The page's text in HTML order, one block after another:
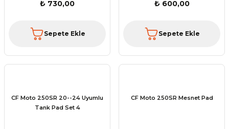
₺ 730,00
Sepete Ekle
₺ 600,00
Sepete Ekle
CF Moto 250SR 20--24 Uyumlu
Tank Pad Set 4
CF Moto 250SR Mesnet Pad